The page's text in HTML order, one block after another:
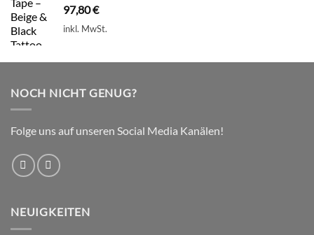
97,80€
inkl. MwSt.
NOCH NICHT GENUG?
Folge uns auf unseren Social Media Kanälen!
NEUIGKEITEN